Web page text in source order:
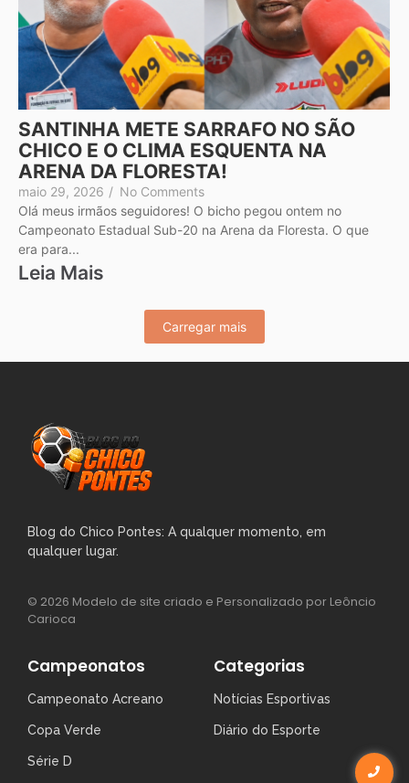
SANTINHA METE SARRAFO NO SÃO
CHICO E O CLIMA ESQUENTA NA
ARENA DA FLORESTA!
maio 29, 2026 / No Comments
Olá meus irmãos seguidores! O bicho pegou ontem no
Campeonato Estadual Sub-20 na Arena da Floresta. O que
era para...
Leia Mais
Carregar mais
Blog do Chico Pontes: A qualquer momento, em
qualquer lugar.
© 2026 Modelo de site criado e Personalizado por Leôncio
Carioca
Campeonatos
Campeonato Acreano
Copa Verde
Série D
Categorias
Notícias Esportivas
Diário do Esporte